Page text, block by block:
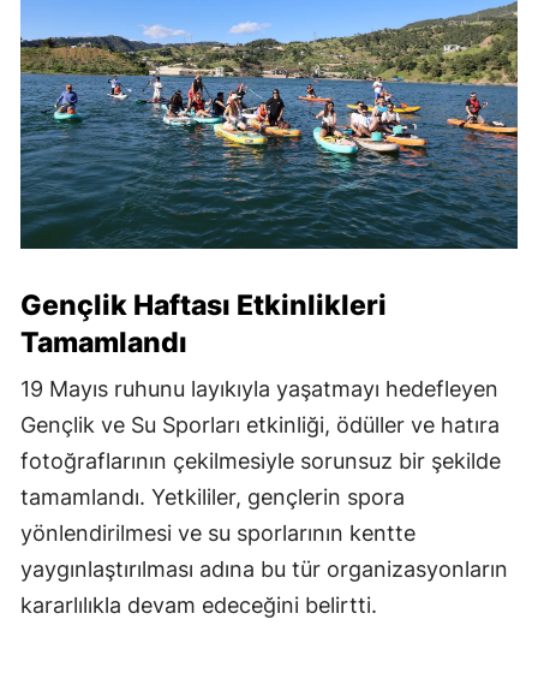
Gençlik Haftası Etkinlikleri
Tamamlandı
19 Mayıs ruhunu layıkıyla yaşatmayı hedefleyen
Gençlik ve Su Sporları etkinliği, ödüller ve hatıra
fotoğraflarının çekilmesiyle sorunsuz bir şekilde
tamamlandı. Yetkililer, gençlerin spora
yönlendirilmesi ve su sporlarının kentte
yaygınlaştırılması adına bu tür organizasyonların
kararlılıkla devam edeceğini belirtti.